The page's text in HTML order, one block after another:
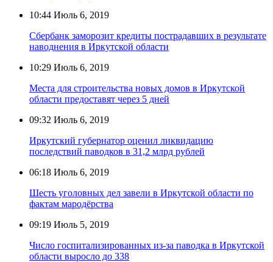
10:44 Июль 6, 2019
Сбербанк заморозит кредиты пострадавших в результате
наводнения в Иркутской области
10:29 Июль 6, 2019
Места для строительства новых домов в Иркутской
области предоставят через 5 дней
09:32 Июль 6, 2019
Иркутский губернатор оценил ликвидацию
последствий паводков в 31,2 млрд рублей
06:18 Июль 6, 2019
Шесть уголовных дел завели в Иркутской области по
фактам мародёрства
09:19 Июль 5, 2019
Число госпитализированных из-за паводка в Иркутской
области выросло до 338